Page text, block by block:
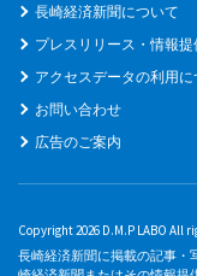
長崎経済新聞について
プレスリリース・情報
アクセスデータの利用に
お問い合わせ
広告のご案内
Copyright 2026 D.M.P LABO All
長崎経済新聞に掲載の記事・